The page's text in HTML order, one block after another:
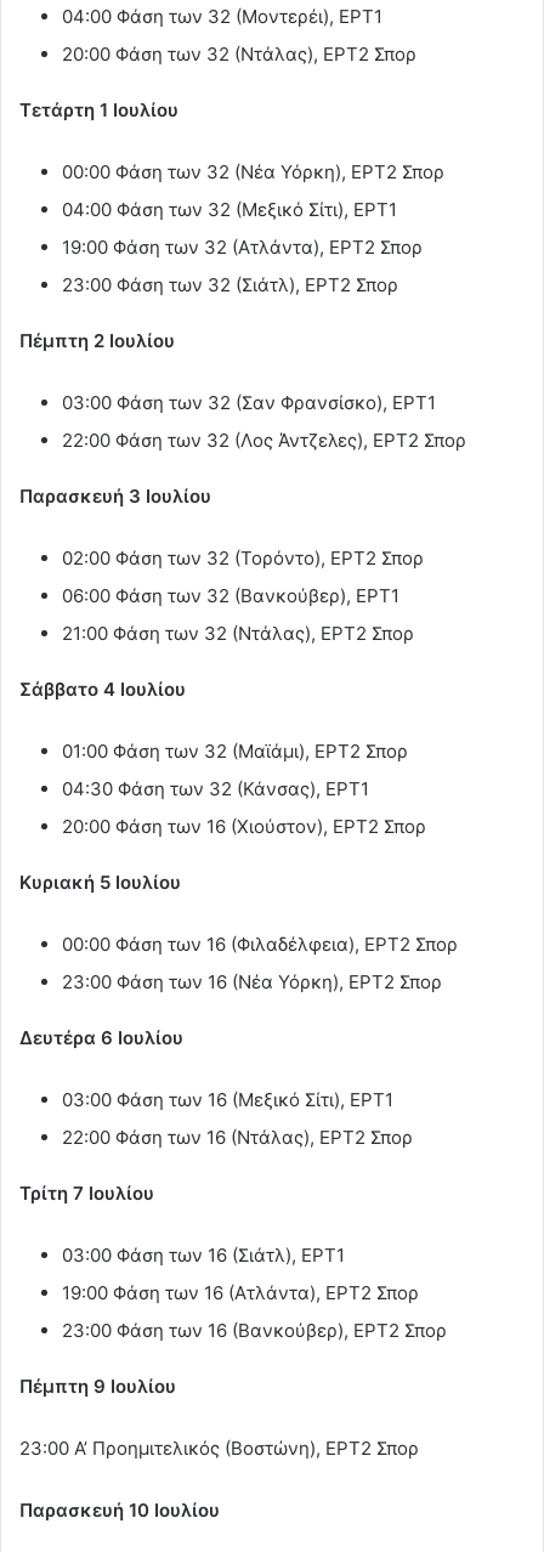
04:00 Φάση των 32 (Μοντερέι), ΕΡΤ1
20:00 Φάση των 32 (Ντάλας), ΕΡΤ2 Σπορ
Τετάρτη 1 Ιουλίου
00:00 Φάση των 32 (Νέα Υόρκη), ΕΡΤ2 Σπορ
04:00 Φάση των 32 (Μεξικό Σίτι), ΕΡΤ1
19:00 Φάση των 32 (Ατλάντα), ΕΡΤ2 Σπορ
23:00 Φάση των 32 (Σιάτλ), ΕΡΤ2 Σπορ
Πέμπτη 2 Ιουλίου
03:00 Φάση των 32 (Σαν Φρανσίσκο), ΕΡΤ1
22:00 Φάση των 32 (Λος Άντζελες), ΕΡΤ2 Σπορ
Παρασκευή 3 Ιουλίου
02:00 Φάση των 32 (Τορόντο), ΕΡΤ2 Σπορ
06:00 Φάση των 32 (Βανκούβερ), ΕΡΤ1
21:00 Φάση των 32 (Ντάλας), ΕΡΤ2 Σπορ
Σάββατο 4 Ιουλίου
01:00 Φάση των 32 (Μαϊάμι), ΕΡΤ2 Σπορ
04:30 Φάση των 32 (Κάνσας), ΕΡΤ1
20:00 Φάση των 16 (Χιούστον), ΕΡΤ2 Σπορ
Κυριακή 5 Ιουλίου
00:00 Φάση των 16 (Φιλαδέλφεια), ΕΡΤ2 Σπορ
23:00 Φάση των 16 (Νέα Υόρκη), ΕΡΤ2 Σπορ
Δευτέρα 6 Ιουλίου
03:00 Φάση των 16 (Μεξικό Σίτι), ΕΡΤ1
22:00 Φάση των 16 (Ντάλας), ΕΡΤ2 Σπορ
Τρίτη 7 Ιουλίου
03:00 Φάση των 16 (Σιάτλ), ΕΡΤ1
19:00 Φάση των 16 (Ατλάντα), ΕΡΤ2 Σπορ
23:00 Φάση των 16 (Βανκούβερ), ΕΡΤ2 Σπορ
Πέμπτη 9 Ιουλίου
23:00 Α’ Προημιτελικός (Βοστώνη), ΕΡΤ2 Σπορ
Παρασκευή 10 Ιουλίου